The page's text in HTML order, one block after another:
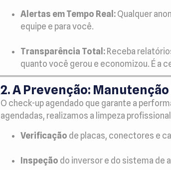
Alertas em Tempo Real: Qualquer
equipe e para você.
Transparência Total: Receba
quanto você gerou e economizou. É a
2. A Prevenção:
O check-up agendado que garante a
agendadas, realizamos a limpeza
Verificação de placas, conectores e
Inspeção do inversor e do sistema de